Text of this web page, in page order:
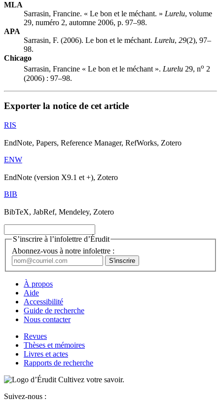
MLA
Sarrasin, Francine. « Le bon et le méchant. » Lurelu, volume
29, numéro 2, automne 2006, p. 97–98.
APA
Sarrasin, F. (2006). Le bon et le méchant. Lurelu, 29(2), 97–
98.
Chicago
Sarrasin, Francine « Le bon et le méchant ». Lurelu 29, no 2
(2006) : 97–98.
Exporter la notice de cet article
RIS
EndNote, Papers, Reference Manager, RefWorks, Zotero
ENW
EndNote (version X9.1 et +), Zotero
BIB
BibTeX, JabRef, Mendeley, Zotero
S’inscrire à l’infolettre d’Érudit
Abonnez-vous à notre infolettre :
À propos
Aide
Accessibilité
Guide de recherche
Nous contacter
Revues
Thèses et mémoires
Livres et actes
Rapports de recherche
Cultivez votre savoir.
Suivez-nous :